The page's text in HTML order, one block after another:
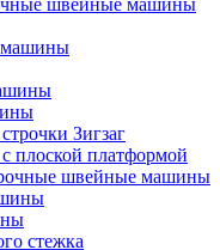
швейные машины
машины
Зигзаг
плоской платформой
швейные машины
стежка